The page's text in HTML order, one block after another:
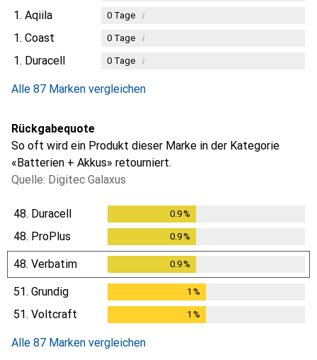
1. Aqiila 0Tage i
1. Coast 0Tage i
1. Duracell 0Tage i
Alle 87 Marken vergleichen
Rückgabequote
So oft wird ein Produkt dieser Marke in der Kategorie
«Batterien + Akkus» retourniert.
Quelle: Digitec Galaxus
48. Duracell 0.9%
48. ProPlus 0.9%
48. Verbatim 0.9%
51. Grundig 1 %
51. Voltcraft 1 %
Alle 87 Marken vergleichen